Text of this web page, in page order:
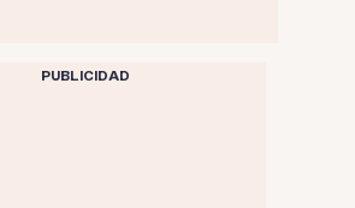
PUBLICIDAD